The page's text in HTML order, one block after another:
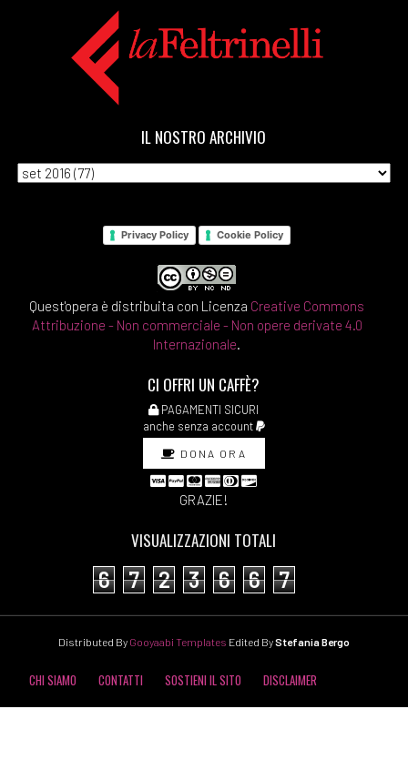
IL NOSTRO ARCHIVIO
Privacy Policy Cookie Policy
Quest'opera è distribuita con Licenza Creative Commons
Attribuzione - Non commerciale - Non opere derivate 4.0
Internazionale.
CI OFFRI UN CAFFÈ?
PAGAMENTI SICURI
anche senza account
DONA ORA
GRAZIE!
VISUALIZZAZIONI TOTALI
6 7 2 3 6 6 7
Distributed By Gooyaabi Templates Edited ByStefania Bergo
CHI SIAMO CONTATTI SOSTIENI IL SITO DISCLAIMER